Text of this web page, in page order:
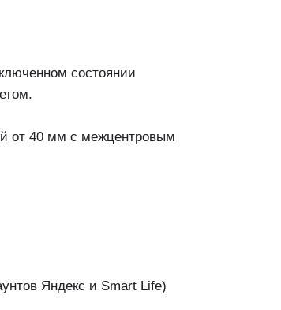
состоянии
от 40 мм с межцентровым
Яндекс и Smart Life)